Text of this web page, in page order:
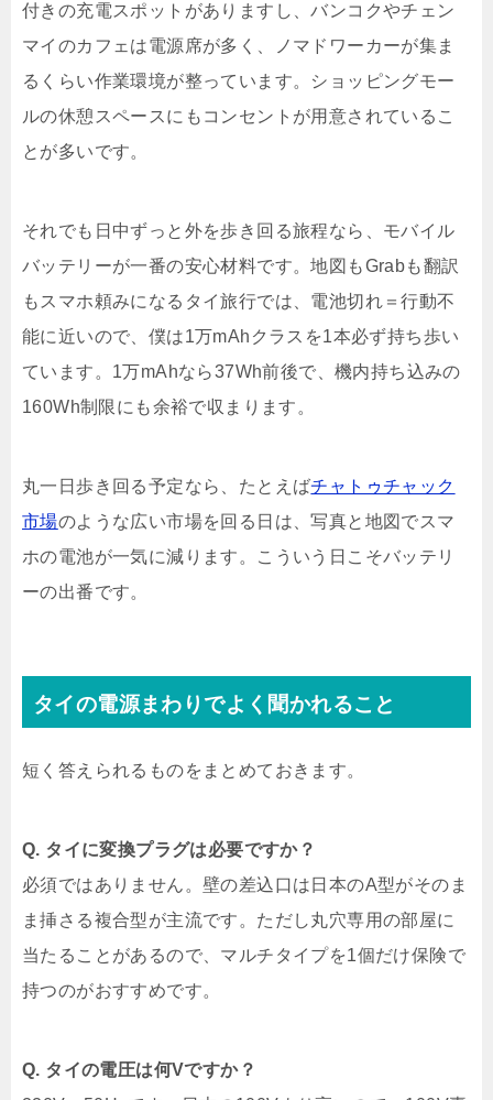
付きの充電スポットがありますし、バンコクやチェン
マイのカフェは電源席が多く、ノマドワーカーが集ま
るくらい作業環境が整っています。ショッピングモー
ルの休憩スペースにもコンセントが用意されているこ
とが多いです。
それでも日中ずっと外を歩き回る旅程なら、モバイル
バッテリーが一番の安心材料です。地図もGrabも翻訳
もスマホ頼みになるタイ旅行では、電池切れ＝行動不
能に近いので、僕は1万mAhクラスを1本必ず持ち歩い
ています。1万mAhなら37Wh前後で、機内持ち込みの
160Wh制限にも余裕で収まります。
丸一日歩き回る予定なら、たとえばチャトゥチャック
市場のような広い市場を回る日は、写真と地図でスマ
ホの電池が一気に減ります。こういう日こそバッテリ
ーの出番です。
タイの電源まわりでよく聞かれること
短く答えられるものをまとめておきます。
Q. タイに変換プラグは必要ですか？
必須ではありません。壁の差込口は日本のA型がそのま
ま挿さる複合型が主流です。ただし丸穴専用の部屋に
当たることがあるので、マルチタイプを1個だけ保険で
持つのがおすすめです。
Q. タイの電圧は何Vですか？